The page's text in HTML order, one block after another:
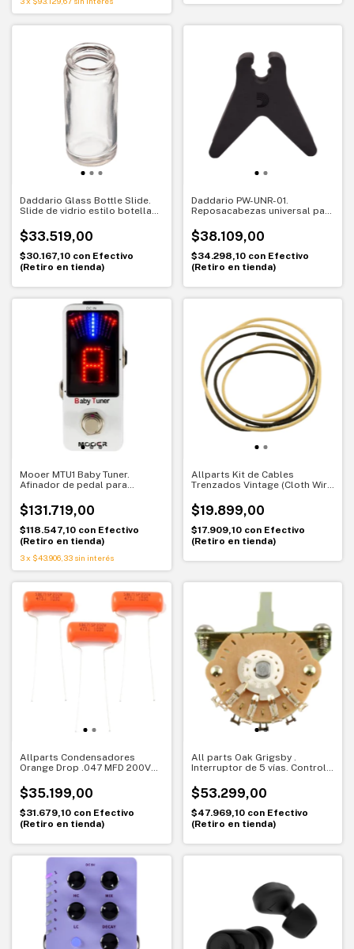
Daddario Glass Bottle Slide.
Slide de vidrio estilo botella
expresivo
$33.519,00
$30.167,10 con Efectivo
(Retiro en tienda)
Daddario PW-UNR-01.
Reposacabezas universal para
mantenimiento
$38.109,00
$34.298,10 con Efectivo
(Retiro en tienda)
Mooer MTU1 Baby Tuner.
Afinador de pedal para
compacta para tu setup
$131.719,00
$118.547,10 con Efectivo
(Retiro en tienda)
3x $43.906,33 sin interés
Allparts Kit de Cables
Trenzados Vintage (Cloth Wire
$19.899,00
$17.909,10 con Efectivo
(Retiro en tienda)
Allparts Condensadores
Orange Drop .047 MFD 200V
$35.199,00
$31.679,10 con Efectivo
(Retiro en tienda)
All parts Oak Grigsby .
Interruptor de 5 vías. Control
$53.299,00
$47.969,10 con Efectivo
(Retiro en tienda)